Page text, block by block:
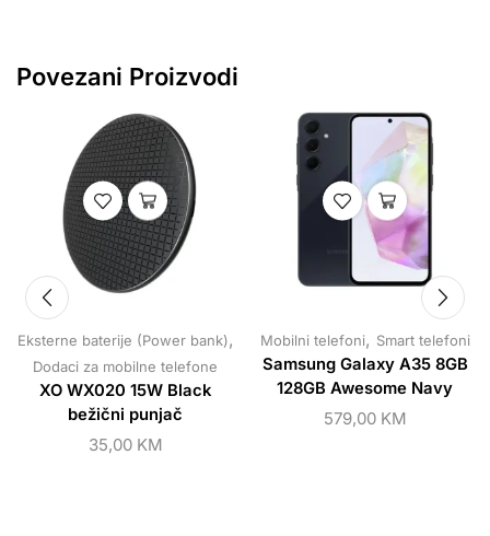
Povezani Proizvodi
Eksterne baterije (Power bank),
Dodaci za mobilne telefone
XO WX020 15W Black
bežični punjač
35,00 KM
Mobilni telefoni, Smart telefoni
Samsung Galaxy A35 8GB
128GB Awesome Navy
579,00 KM